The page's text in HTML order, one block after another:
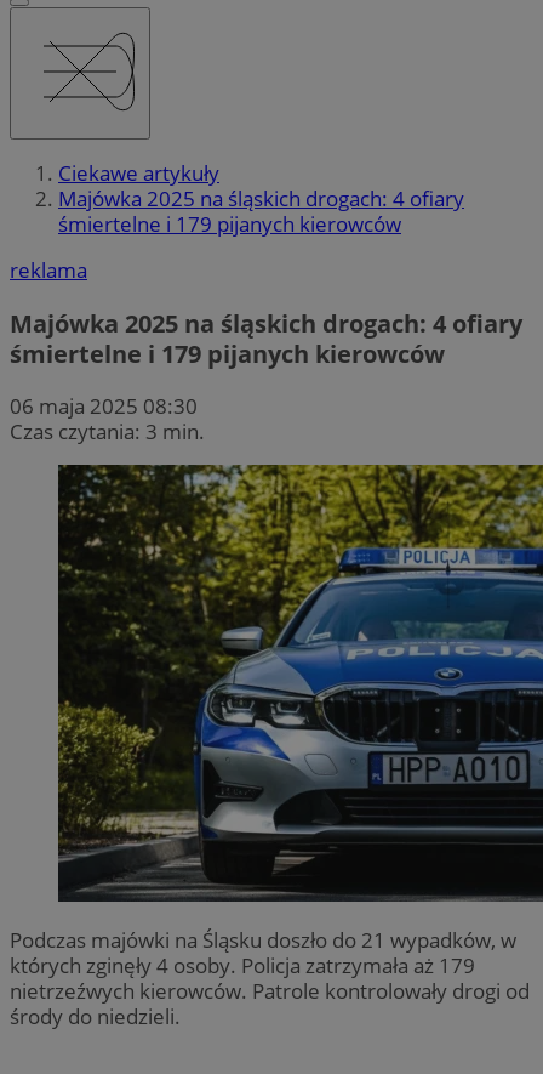
Ciekawe artykuły
Majówka 2025 na śląskich drogach: 4 ofiary
śmiertelne i 179 pijanych kierowców
reklama
Majówka 2025 na śląskich drogach: 4 ofiary
śmiertelne i 179 pijanych kierowców
06 maja 2025 08:30
Czas czytania: 3 min.
Podczas majówki na Śląsku doszło do 21 wypadków, w
których zginęły 4 osoby. Policja zatrzymała aż 179
nietrzeźwych kierowców. Patrole kontrolowały drogi od
środy do niedzieli.